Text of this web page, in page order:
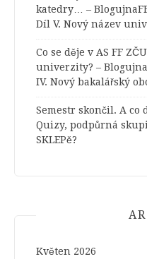
katedry… –
Díl V. Nový název
Co se děje v AS FF
univerzity? –
IV. Nový bakalářský
Semestr skončil. A co
Quizy, podpůrná
SKLEPě?
Květen 2026